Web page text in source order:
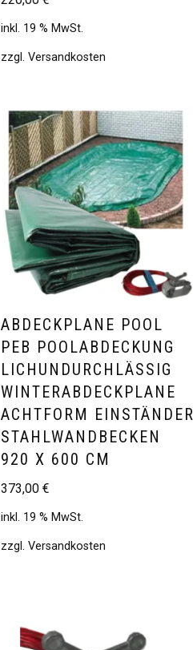
inkl. 19 % MwSt.
zzgl. Versandkosten
ABDECKPLANE POOL
PEB POOLABDECKUNG
LICHUNDURCHLÄSSIG
WINTERABDECKPLANE
ACHTFORM EINSTÄNDER
STAHLWANDBECKEN
920 X 600 CM
373,00 €
inkl. 19 % MwSt.
zzgl. Versandkosten